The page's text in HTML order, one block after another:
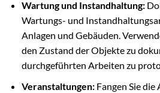
Wartung und Instandhaltung:
Wartungs- und
Anlagen und Gebäuden.
den Zustand der Objekte zu
durchgeführten Arbeiten zu
Veranstaltungen:Fangen Sie die